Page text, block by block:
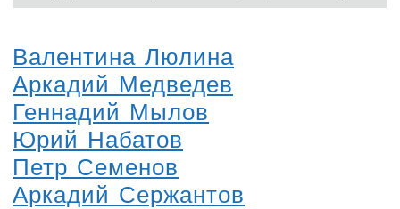
Валентина Люлина
Аркадий Медведев
Геннадий Мылов
Юрий Набатов
Петр Семенов
Аркадий Сержантов